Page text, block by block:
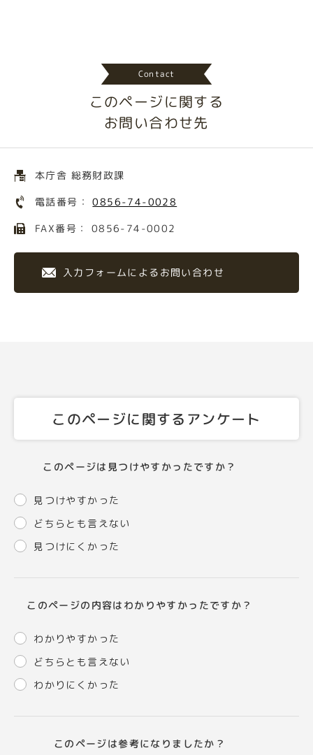
Contact
このページに関する
お問い合わせ先
本庁舎 総務財政課
電話番号：0856-74-0028
FAX番号： 0856-74-0002
入力フォームによるお問い合わせ
このページに関するアンケート
このページは見つけやすかったですか？
見つけやすかった
どちらとも言えない
見つけにくかった
このページの内容はわかりやすかったですか？
わかりやすかった
どちらとも言えない
わかりにくかった
このページは参考になりましたか？